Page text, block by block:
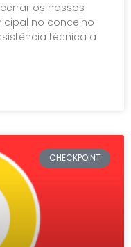
os nossos
no concelho
técnica a
CHECKPOINT